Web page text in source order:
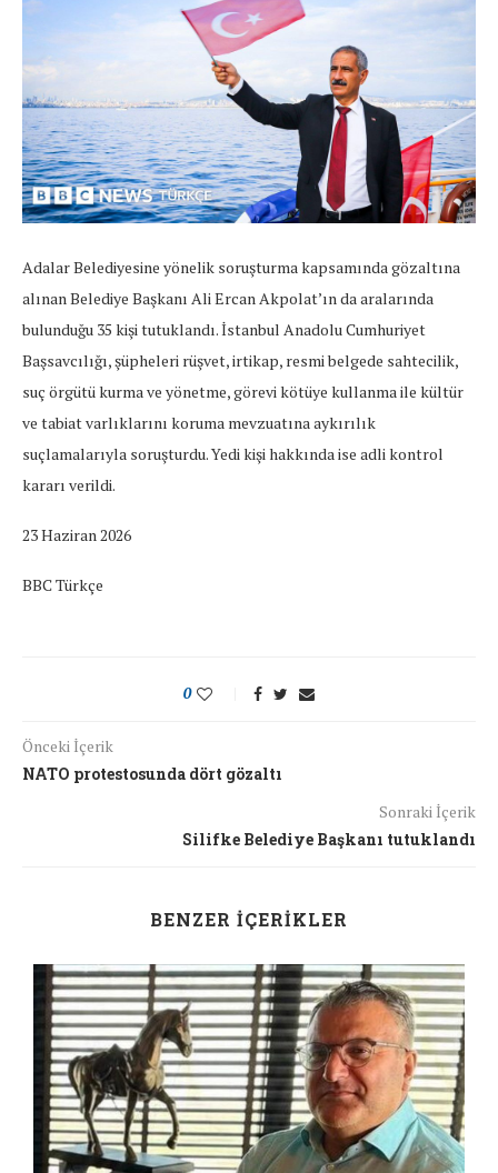
Adalar Belediyesine yönelik soruşturma kapsamında gözaltına
alınan Belediye Başkanı Ali Ercan Akpolat’ın da aralarında
bulunduğu 35 kişi tutuklandı. İstanbul Anadolu Cumhuriyet
Başsavcılığı, şüpheleri rüşvet, irtikap, resmi belgede sahtecilik,
suç örgütü kurma ve yönetme, görevi kötüye kullanma ile kültür
ve tabiat varlıklarını koruma mevzuatına aykırılık
suçlamalarıyla soruşturdu. Yedi kişi hakkında ise adli kontrol
kararı verildi.
23 Haziran 2026
BBC Türkçe
0
Önceki İçerik
NATO protestosunda dört gözaltı
Sonraki İçerik
Silifke Belediye Başkanı tutuklandı
BENZER İÇERIKLER